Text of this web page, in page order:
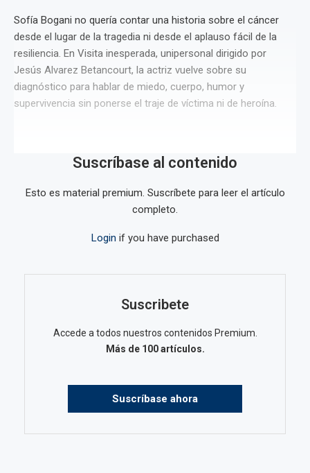
Sofía Bogani no quería contar una historia sobre el cáncer
desde el lugar de la tragedia ni desde el aplauso fácil de la
resiliencia. En Visita inesperada, unipersonal dirigido por
Jesús Alvarez Betancourt, la actriz vuelve sobre su
diagnóstico para hablar de miedo, cuerpo, humor y
supervivencia sin ponerse el traje de víctima ni de heroína.
Suscríbase al contenido
Esto es material premium. Suscríbete para leer el artículo
completo.
Login if you have purchased
Suscribete
Accede a todos nuestros contenidos Premium.
Más de 100 artículos.
Suscríbase ahora